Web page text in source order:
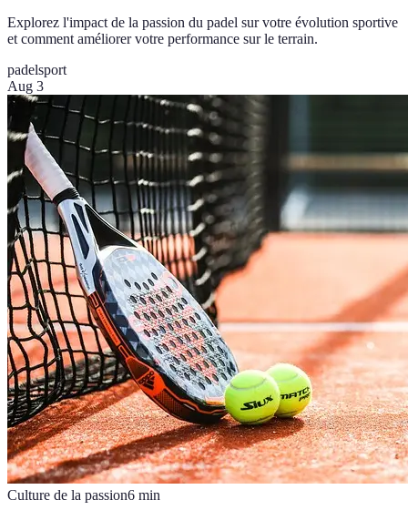
Explorez l'impact de la passion du padel sur votre évolution sportive
et comment améliorer votre performance sur le terrain.
padelsport
Aug 3
Culture de la passion6 min